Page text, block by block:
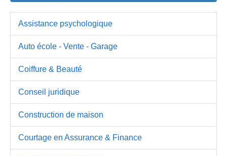
Assistance psychologique
Auto école - Vente - Garage
Coiffure & Beauté
Conseil juridique
Construction de maison
Courtage en Assurance & Finance